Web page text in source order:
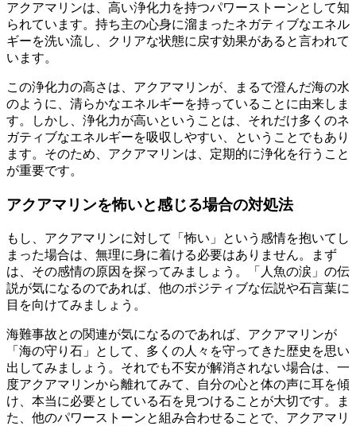
アクアマリンは、高い浄化力を持つパワーストーンとして知
られています。持ち主の心身に溜まったネガティブなエネル
ギーを洗い流し、クリアな状態に戻す効果があると言われて
います。
この浄化力の高さは、アクアマリンが、まるで澄んだ海の水
のように、清らかなエネルギーを持っていることに由来しま
す。しかし、浄化力が高いということは、それだけ多くのネ
ガティブなエネルギーを吸収しやすい、ということでもあり
ます。そのため、アクアマリンは、定期的に浄化を行うこと
が重要です。
アクアマリンを怖いと感じる場合の対処法
もし、アクアマリンに対して「怖い」という感情を抱いてし
まった場合は、無理に身に着ける必要はありません。まず
は、その感情の原因を探ってみましょう。「人魚の涙」の伝
説が気になるのであれば、他のポジティブな伝説や石言葉に
目を向けてみましょう。
海難事故との関連が気になるのであれば、アクアマリンが
「海の守り石」として、多くの人々を守ってきた歴史を思い
出してみましょう。それでも不安が解消されない場合は、一
度アクアマリンから離れてみて、自分の心と体の声に耳を傾
け、本当に必要としている石を見つけることが大切です。ま
た、他のパワーストーンと組み合わせることで、アクアマリ